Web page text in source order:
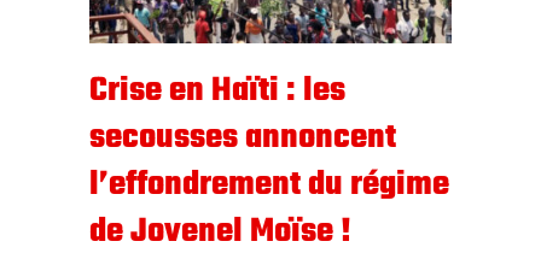
Crise en Haïti : les
secousses annoncent
l’effondrement du régime
de Jovenel Moïse !